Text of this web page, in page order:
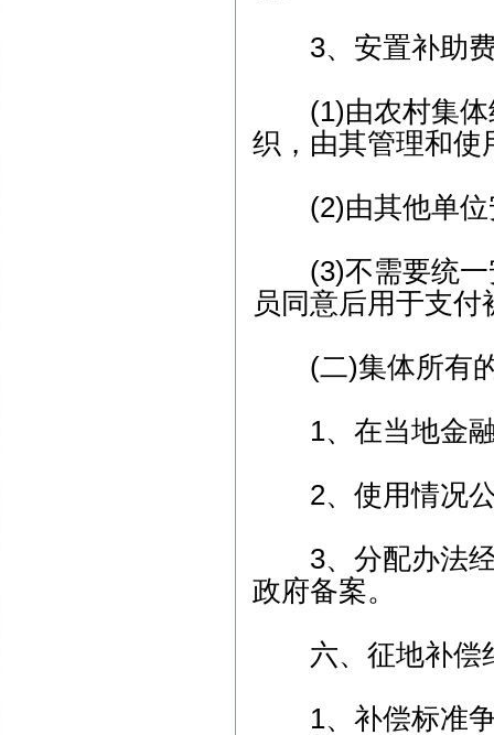
3、安置补助费
(1)由农村集体
织，由其管理和使
(2)由其他单位
(3)不需要统一
员同意后用于支
(二)集体所有的
1、在当地金融
2、使用情况公
3、分配办法经
政府备案。
六、征地补偿
1、补偿标准